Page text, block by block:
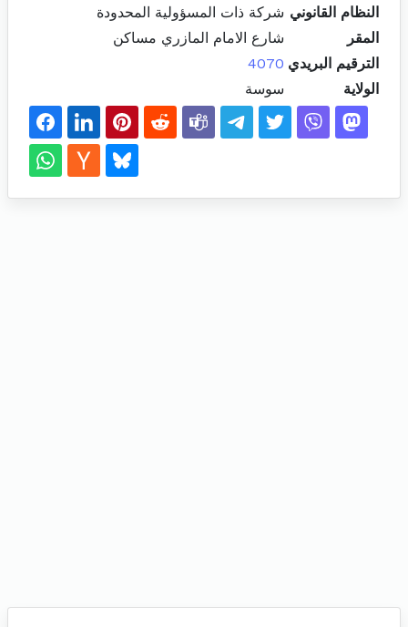
النظام القانوني شركة ذات المسؤولية المحدودة
المقر
شارع الامام المازري مساكن
الترقيم البريدي 4070
الولاية
سوسة